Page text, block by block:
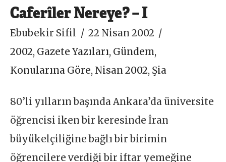
Caferîler Nereye? – I
Ebubekir Sifil
22 Nisan 2002
2002, Gazete Yazıları, Gündem,
Konularına Göre, Nisan 2002, Şia
80’li yılların başında Ankara’da üniversite
öğrencisi iken bir keresinde İran
büyükelçiliğine bağlı bir birimin
öğrencilere verdiği bir iftar yemeğine